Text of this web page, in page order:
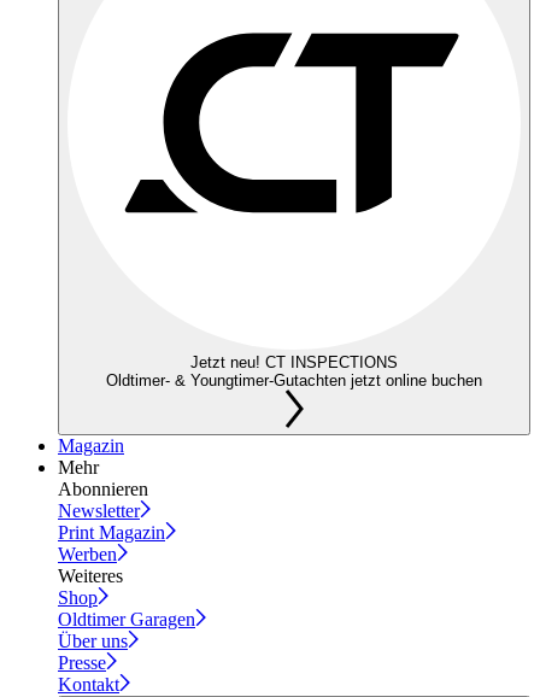
Jetzt neu! CT INSPECTIONS
Oldtimer- & Youngtimer-Gutachten jetzt online buchen
Magazin
Mehr
Abonnieren
Newsletter
Print Magazin
Werben
Weiteres
Shop
Oldtimer Garagen
Über uns
Presse
Kontakt